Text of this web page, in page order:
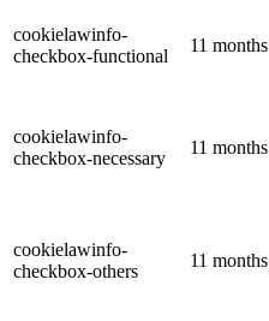
cookielawinfo-
checkbox-functional
11 months
cookielawinfo-
checkbox-necessary
11 months
cookielawinfo-
checkbox-others
11 months